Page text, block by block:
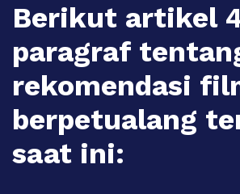
Berikut artikel
paragraf
rekomendasi
berpetualang
saat ini: